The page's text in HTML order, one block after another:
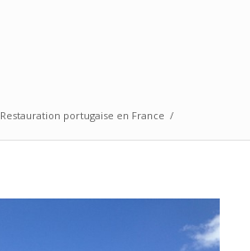
Restauration portugaise en France /